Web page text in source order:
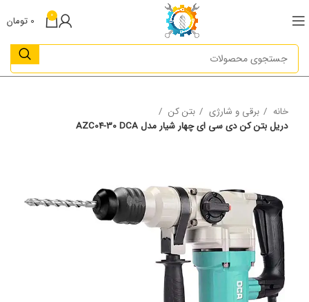
0
0 تومان
خانه برقی و شارژی
بتن کن
دریل بتن کن دی سی ای چهار شیار مدل AZC04-30 DCA